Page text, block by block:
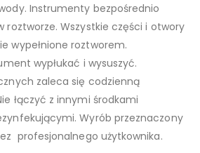
Instrumenty bezpośrednio
roztworze. Wszystkie części i otwory
wypełnione roztworem.
wypłukać i wysuszyć.
zaleca się codzienną
łączyć z innymi środkami
Wyrób przeznaczony
profesjonalnego użytkownika.